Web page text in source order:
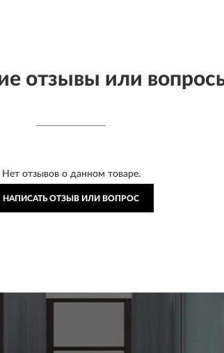
отзывы или
Нет отзывов о данном товаре.
НАПИСАТЬ ОТЗЫВ ИЛИ ВОПРОС